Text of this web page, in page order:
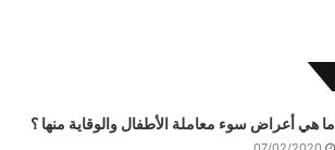
ما هي أعراض سوء معاملة الأطفال والوقاية منها ؟